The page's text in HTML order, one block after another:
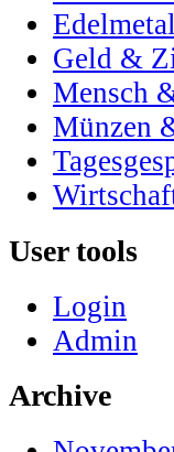
Geld &
Mensch
Münzen
User tools
Login
Admin
Archive